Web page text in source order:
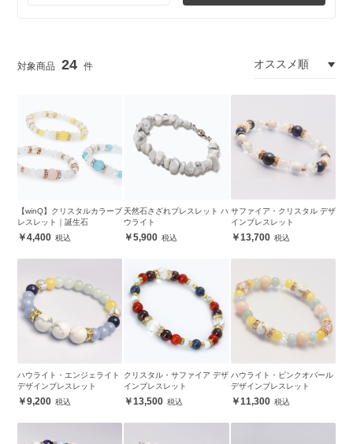
24
【winQ】クリスタルカラーブ
レスレット｜誕生石
4,400
天然石さざれブレスレット ハ
ウライト
5,900
サファイア・クリスタル デザ
インブレスレット
13,700
ハウライト・エンジェライト
デザインブレスレット
9,200
クリスタル・サファイア デザ
インブレスレット
13,500
ハウライト・ピンクオパール
デザインブレスレット
11,300